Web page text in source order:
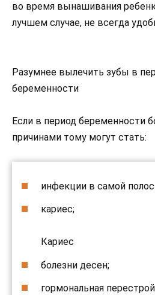
во время вынашивания
лучшем случае, не всегда
Разумнее вылечить зубы в
беременности
Если в период беременности
причинами тому могут стать:
инфекции в самой
кариес;
Кариес
болезни десен;
гормональная